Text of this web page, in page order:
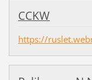
CCKW
https://